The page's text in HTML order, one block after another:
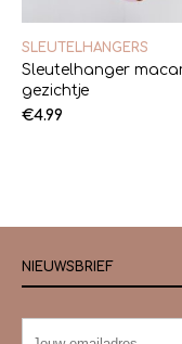
SLEUTELHANGERS
Sleutelhanger
gezichtje
€4.99
NIEUWSBRIEF